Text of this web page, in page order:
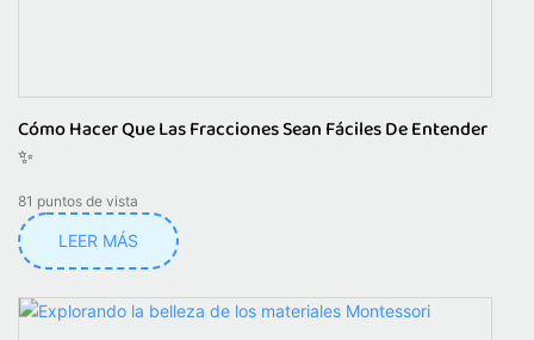
Cómo Hacer Que Las Fracciones Sean Fáciles De Entender
✨
81 puntos de vista
LEER MÁS